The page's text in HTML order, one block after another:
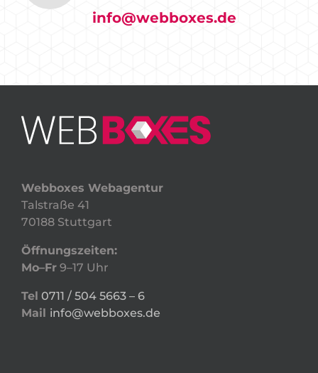
info@webboxes.de
Webboxes Webagentur
Talstraße 41
70188 Stuttgart
Öffnungszeiten:
Mo–Fr 9–17 Uhr
Tel 0711 / 504 5663 – 6
Mail info@webboxes.de